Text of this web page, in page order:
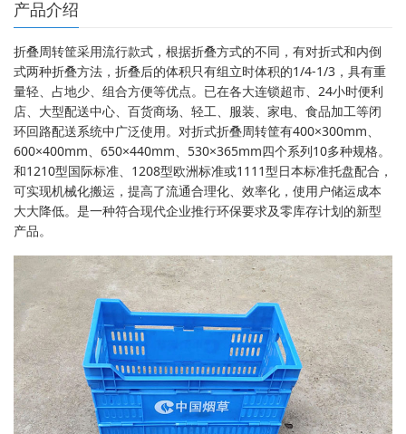
产品介绍
折叠周转筐采用流行款式，根据折叠方式的不同，有对折式和内倒
式两种折叠方法，折叠后的体积只有组立时体积的1/4-1/3，具有重
量轻、占地少、组合方便等优点。已在各大连锁超市、24小时便利
店、大型配送中心、百货商场、轻工、服装、家电、食品加工等闭
环回路配送系统中广泛使用。对折式折叠周转筐有400×300mm、
600×400mm、650×440mm、530×365mm四个系列10多种规格。
和1210型国际标准、1208型欧洲标准或1111型日本标准托盘配合，
可实现机械化搬运，提高了流通合理化、效率化，使用户储运成本
大大降低。是一种符合现代企业推行环保要求及零库存计划的新型
产品。